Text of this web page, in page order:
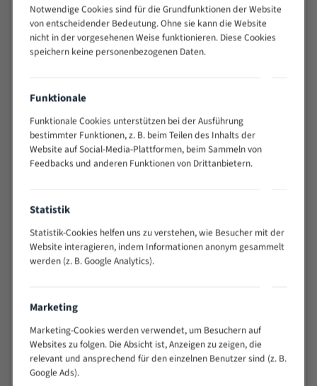
80 - 180
3/4
130 -
350
2/3
150 -
600
> 500
0,75/1,25
Vorteile:
Vielseitiges Bandsägeblatt für verschiedenste
Widerstandsfähig gegen Zahnbruch auch bei
wechselnde Verbindungslängen)
Sehr geringe Vibration
Technische Beschreibung:
Positiver Spanwinkel
Bandkörper aus hochlegiertem Federstahl
Legierte HSS-beschichtete Zahnspitzen
Notwendige Cookies sind für die Grundfunktionen der Website
von entscheidender Bedeutung. Ohne sie kann die Website
nicht in der vorgesehenen Weise funktionieren. Diese Cookies
speichern keine personenbezogenen Daten.
Funktionale
Funktionale Cookies unterstützen bei der Ausführung
bestimmter Funktionen, z. B. beim Teilen des Inhalts der
Website auf Social-Media-Plattformen, beim Sammeln von
Feedbacks und anderen Funktionen von Drittanbietern.
Statistik
Statistik-Cookies helfen uns zu verstehen, wie Besucher mit der
Website interagieren, indem Informationen anonym gesammelt
werden (z. B. Google Analytics).
Marketing
Marketing-Cookies werden verwendet, um Besuchern auf
Websites zu folgen. Die Absicht ist, Anzeigen zu zeigen, die
relevant und ansprechend für den einzelnen Benutzer sind (z. B.
Google Ads).